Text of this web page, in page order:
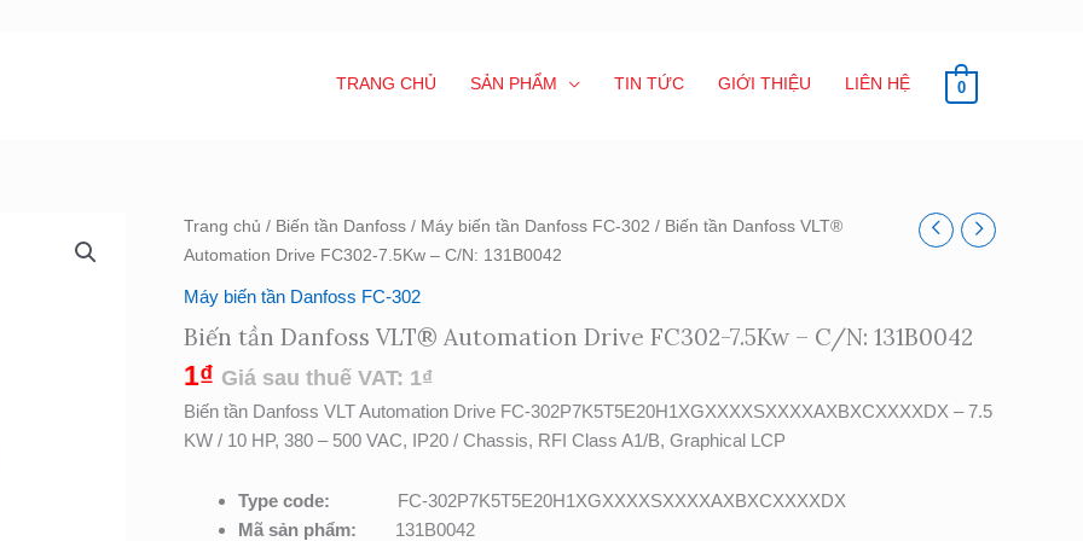
TRANG CHỦ SẢN PHẨM TIN TỨC GIỚI THIỆU LIÊN HỆ 0
Trang chủ / Biến tần Danfoss / Máy biến tần Danfoss FC-302 / Biến tần Danfoss VLT®
Automation Drive FC302-7.5Kw – C/N: 131B0042
Máy biến tần Danfoss FC-302
Biến tần Danfoss VLT® Automation Drive FC302-7.5Kw – C/N: 131B0042
1₫ Giá sau thuế VAT: 1₫
Biến tần Danfoss VLT Automation Drive FC-302P7K5T5E20H1XGXXXXSXXXXAXBXCXXXXDX – 7.5
KW / 10 HP, 380 – 500 VAC, IP20 / Chassis, RFI Class A1/B, Graphical LCP
Type code: FC-302P7K5T5E20H1XGXXXXSXXXXAXBXCXXXXDX
Mã sản phẩm: 131B0042
Biến
tần
VLT®
Automation
Drive
FC302-
131B0042